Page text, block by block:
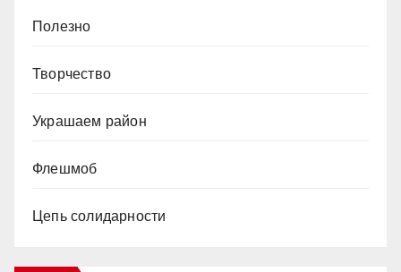
Полезно
Творчество
Украшаем район
Флешмоб
Цепь солидарности